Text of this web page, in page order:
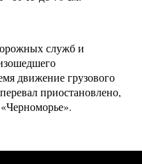
служб и
движение грузового
приостановлено,